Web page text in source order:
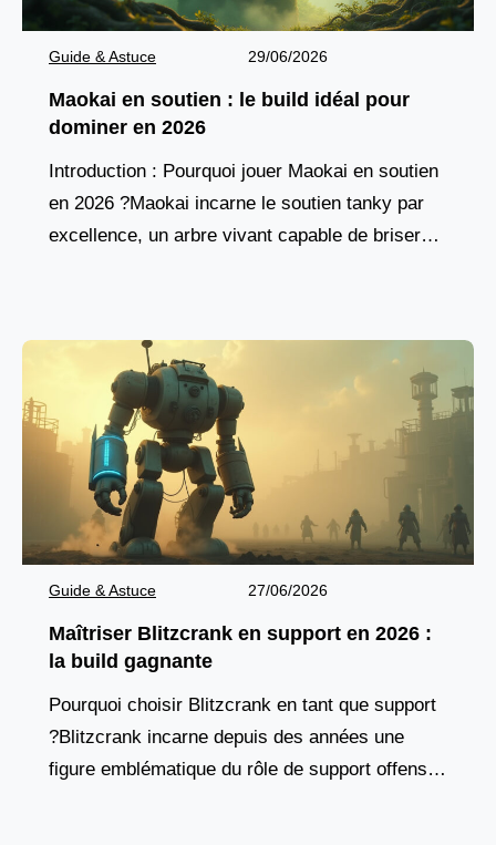
Guide & Astuce 29/06/2026
Maokai en soutien : le build idéal pour
dominer en 2026
Introduction : Pourquoi jouer Maokai en soutien
en 2026 ?Maokai incarne le soutien tanky par
excellence, un arbre vivant capable de briser
Guide & Astuce 27/06/2026
Maîtriser Blitzcrank en support en 2026 :
la build gagnante
Pourquoi choisir Blitzcrank en tant que support
?Blitzcrank incarne depuis des années une
figure emblématique du rôle de support offensif.